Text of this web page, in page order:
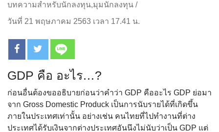
บทความสำหรับนักลงทุน,มุมนักลงทุน /
วันที่ 21 พฤษภาคม 2563 เวลา 17.41 น.
GDP คือ อะไร…?
ก่อนอื่นต้องขออธิบายก่อนว่าคำว่า GDP คืออะไร GDP ย่อมา
จาก Gross Domestic Produck เป็นการนับรายได้ที่เกิดขึ้น
ภายในประเทศเท่านั้น อย่างเช่น คนไทยที่ไปทำงานที่ต่าง
ประเทศได้รับเงินจากต่างประเทศอันนึงไม่นับว่าเป็น GDP แต่